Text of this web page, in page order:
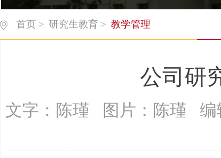
首页 > 研究生教育 > 教学管理
公司研
文字：陈瑾 图片：陈瑾 编